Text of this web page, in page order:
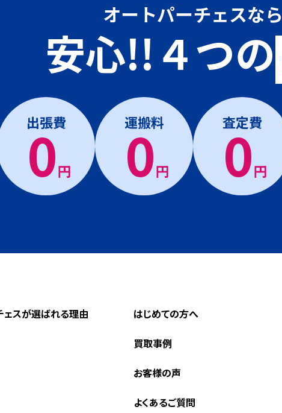
オートパーチェスなら
安心!!４つの
出張費
0円
運搬料
0円
査定費
0円
ェスが選ばれる理由 はじめての方へ
買取事例
お客様の声
よくあるご質問